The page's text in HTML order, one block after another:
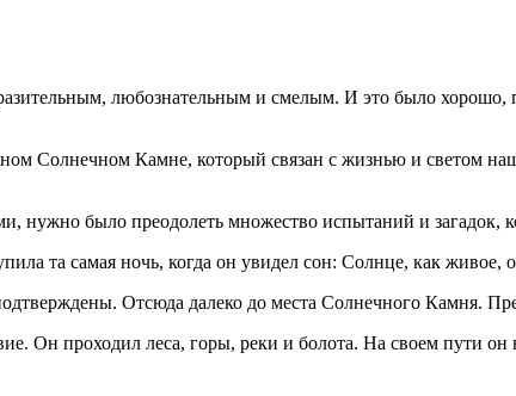
любознательным и смелым. И это было хорошо,
Солнечном Камне, который связан с жизнью и светом
было преодолеть множество испытаний и загадок,
та самая ночь, когда он увидел сон: Солнце, как живое,
Отсюда далеко до места Солнечного Камня.
Он проходил леса, горы, реки и болота. На своем пути он